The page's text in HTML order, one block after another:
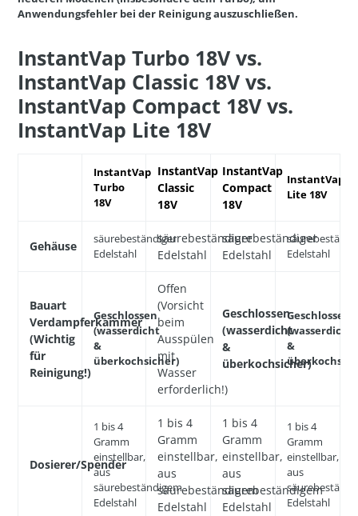
Anwendungsfehler bei der Reinigung auszuschließen.
InstantVap Turbo 18V vs.
InstantVap Classic 18V vs.
InstantVap Compact 18V vs.
InstantVap Lite 18V
InstantVap
Turbo
18V
InstantVap
Classic
18V
InstantVap
Compact
18V
InstantVap
Lite 18V
Gehäuse
säurebeständiger
Edelstahl
säurebeständiger
Edelstahl
säurebeständiger
Edelstahl
Edelstahl
Bauart
Verdampferkammer
(Wichtig
für
Reinigung!)
Geschlossen
(wasserdicht
&
überkochsicher)
Offen
(Vorsicht
beim
Ausspülen
mit
Wasser
erforderlich!)
Geschlossen
(wasserdicht
&
überkochsicher)
Geschlossen
(wasserdicht
&
Dosierer/Spender
1 bis 4
Gramm
einstellbar,
aus
säurebeständigem
Edelstahl
1 bis 4
Gramm
einstellbar,
aus
säurebeständigem
Edelstahl
1 bis 4
Gramm
einstellbar,
aus
säurebeständigem
Edelstahl
1 bis 4
Gramm
einstellbar,
aus
Edelstahl